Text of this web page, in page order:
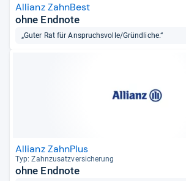
Allianz ZahnBest
ohne Endnote
„Guter Rat für Anspruchsvolle/Gründliche.“
Allianz ZahnPlus
Typ: Zahn­zu­satz­ver­si­che­rung
ohne Endnote